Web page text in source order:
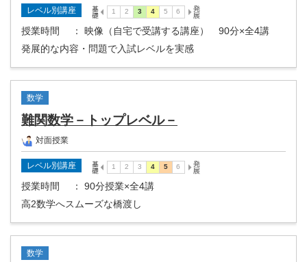
レベル別講座
授業時間
： 映像（自宅で受講する講座） 90分×全4講
発展的な内容・問題で入試レベルを実感
数学
難関数学－トップレベル－
対面授業
レベル別講座
授業時間
： 90分授業×全4講
高2数学へスムーズな橋渡し
数学